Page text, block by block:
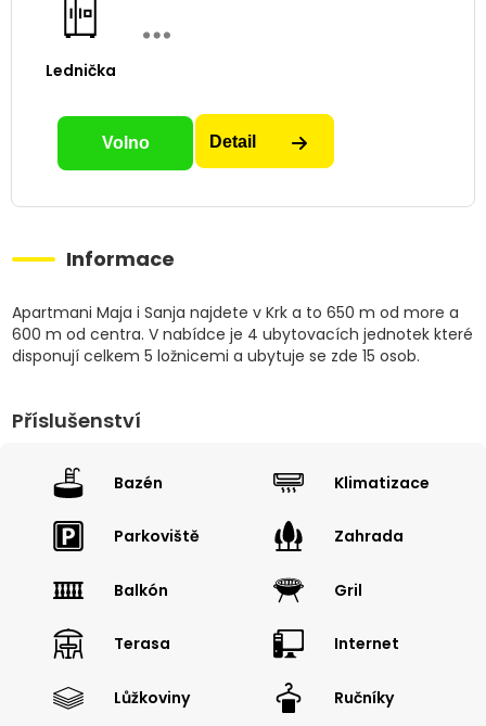
Lednička
Volno Detail
Informace
Apartmani Maja i Sanja najdete v Krk a to 650 m od more a
600 m od centra. V nabídce je 4 ubytovacích jednotek které
disponují celkem 5 ložnicemi a ubytuje se zde 15 osob.
Příslušenství
Bazén Klimatizace
Parkoviště Zahrada
Balkón Gril
Terasa Internet
Lůžkoviny Ručníky